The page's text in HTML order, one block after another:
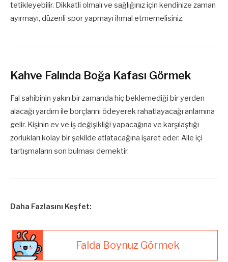
tetikleyebilir. Dikkatli olmalı ve sağlığınız için kendinize zaman
ayırmayı, düzenli spor yapmayı ihmal etmemelisiniz.
Kahve Falında Boğa Kafası Görmek
Fal sahibinin yakın bir zamanda hiç beklemediği bir yerden
alacağı yardım ile borçlarını ödeyerek rahatlayacağı anlamına
gelir. Kişinin ev ve iş değişikliği yapacağına ve karşılaştığı
zorlukları kolay bir şekilde atlatacağına işaret eder. Aile içi
tartışmaların son bulması demektir.
Daha Fazlasını Keşfet:
Falda Boynuz Görmek